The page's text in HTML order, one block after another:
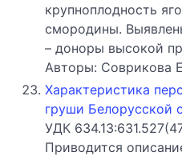
крупноплодность
смородины.
– доноры высокой
Авторы: Соврикова
Характеристика
груши Белорусской
УДК
Приводится